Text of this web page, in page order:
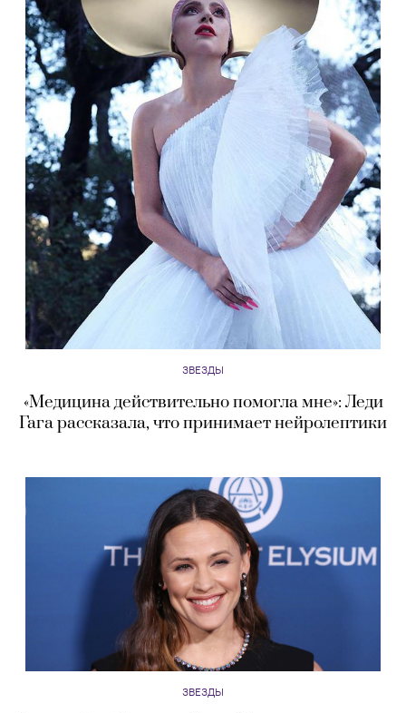
ЗВЕЗДЫ
«Медицина действительно помогла мне»: Леди
Гага рассказала, что принимает нейролептики
ЗВЕЗДЫ